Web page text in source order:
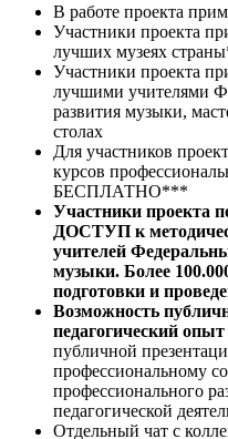
В работе проекта
Участники проекта
лучших музеях
Участники проекта
лучшими учителями
развития музыки,
столах
Для участников
курсов
БЕСПЛАТНО***
Участники
ДОСТУП к
учителей
музыки. Более
подготовки и
Возможность
педагогический
публичной
профессиональному
профессионального
педагогической
Отдельный чат с